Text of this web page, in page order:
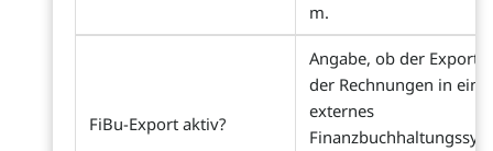
m.
FiBu-Export aktiv?
Angabe, ob der Export
der Rechnungen in ein
externes